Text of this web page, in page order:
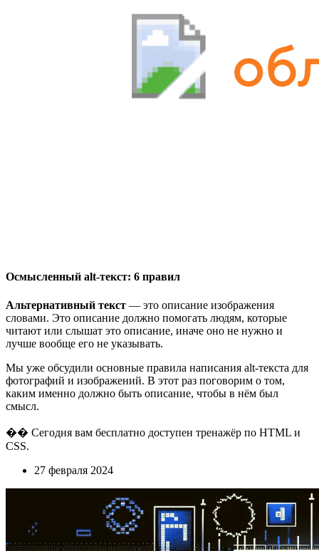
Осмысленный alt-текст: 6 правил
Альтернативный текст — это описание изображения
словами. Это описание должно помогать людям, которые
читают или слышат это описание, иначе оно не нужно и
лучше вообще его не указывать.
Мы уже обсудили основные правила написания alt-текста для
фотографий и изображений. В этот раз поговорим о том,
каким именно должно быть описание, чтобы в нём был
смысл.
�� Сегодня вам бесплатно доступен тренажёр по HTML и
CSS.
27 февраля 2024